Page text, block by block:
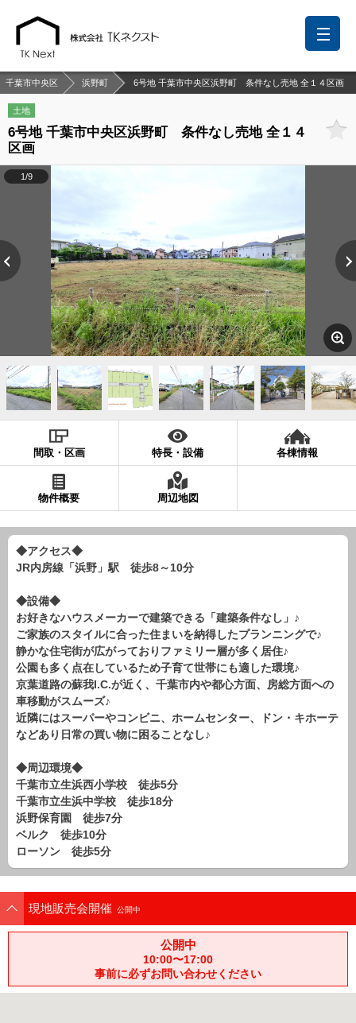
千葉市中央区 浜野町 6号地 千葉市中央区浜野町 条件なし売地 全１４区画
土地
6号地 千葉市中央区浜野町 条件なし売地 全１４
区画
1/9
間取・区画 特長・設備 各棟情報
物件概要 周辺地図
◆アクセス◆
JR内房線「浜野」駅 徒歩8～10分
◆設備◆
お好きなハウスメーカーで建築できる「建築条件なし」♪
ご家族のスタイルに合った住まいを納得したプランニングで♪
静かな住宅街が広がっておりファミリー層が多く居住♪
公園も多く点在しているため子育て世帯にも適した環境♪
京葉道路の蘇我I.C.が近く、千葉市内や都心方面、房総方面への
車移動がスムーズ♪
近隣にはスーパーやコンビニ、ホームセンター、ドン・キホーテ
などあり日常の買い物に困ることなし♪
◆周辺環境◆
千葉市立生浜西小学校 徒歩5分
千葉市立生浜中学校 徒歩18分
浜野保育園 徒歩7分
ベルク 徒歩10分
ローソン 徒歩5分
現地販売会開催 公開中
公開中
10:00〜17:00
事前に必ずお問い合わせください
前回の履歴 検討リスト 保存した検索条件
営業メールは固くお断りします
お知らせ
千葉本店 松戸支店 成田支店 木更津支店
東京支店
神奈川支店
沖縄支店
現地販売会情報
千葉本店 松戸支店 成田支店 木更津支店
東京支店
スタッフ紹介
千葉本店 成田支店
神奈川支店
沖縄支店
売却査定
プライバシーポリシー
物件検索
新築一戸建
エリアから探す
路線から探す
エリアから探す
路線から探す
マンション
エリアから探す
路線から探す
土 地
エリアから探す
路線から探す
エリアから物件検索
松戸･柏方面エリア